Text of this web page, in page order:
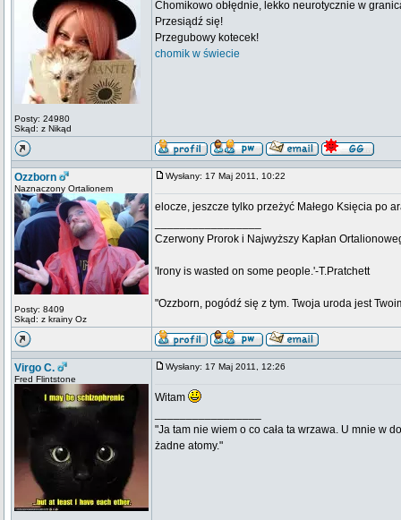
Posty: 24980
Skąd: z Nikąd
Chomikowo obłędnie, lekko neurotycznie w
Przesiądź się!
Przegubowy kotecek!
chomik w świecie
Ozzborn
Naznaczony Ortalionem
Posty: 8409
Skąd: z krainy Oz
Wysłany: 17 Maj 2011, 10:22
elocze, jeszcze tylko przeżyć Małego Księcia po
Czerwony Prorok i Najwyższy Kapłan
'Irony is wasted on some people.'-T.Pratchett
"Ozzborn, pogódź się z tym. Twoja uroda jest
Virgo C.
Fred Flintstone
Wysłany: 17 Maj 2011, 12:26
Witam
"Ja tam nie wiem o co cała ta wrzawa. U mnie w
żadne atomy."